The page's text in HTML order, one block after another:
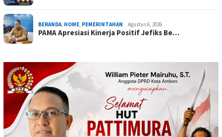
BERANDA, HOME, PEMERINTAHAN Agustus 6, 2026
PAMA Apresiasi Kinerja Positif Jefiks Be…